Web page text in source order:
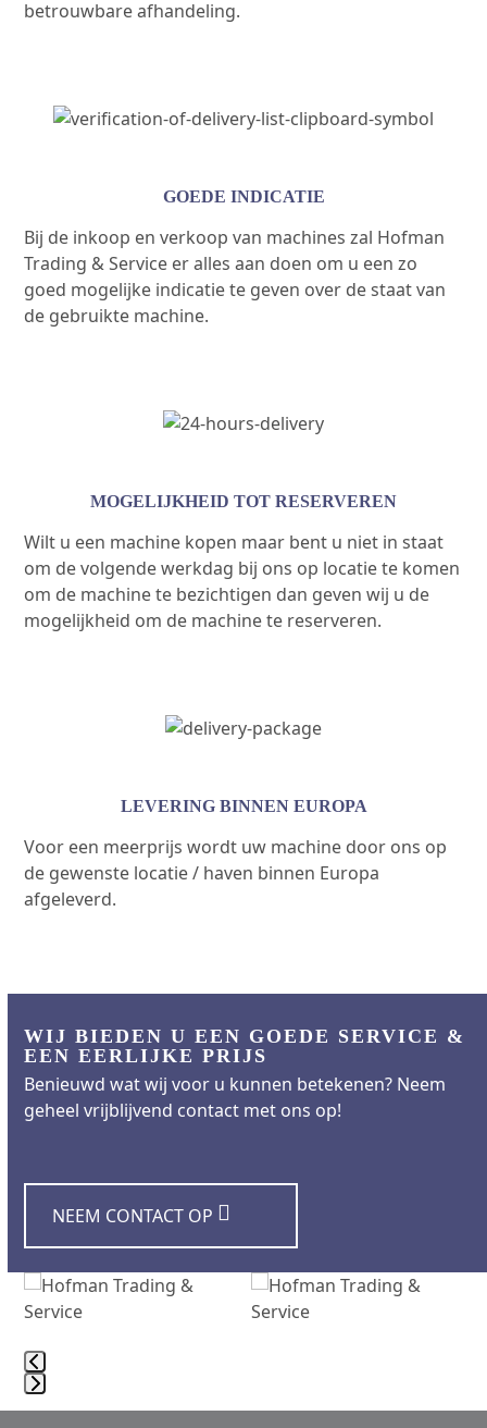
betrouwbare afhandeling.
GOEDE INDICATIE
Bij de inkoop en verkoop van machines zal Hofman
Trading & Service er alles aan doen om u een zo
goed mogelijke indicatie te geven over de staat van
de gebruikte machine.
MOGELIJKHEID TOT RESERVEREN
Wilt u een machine kopen maar bent u niet in staat
om de volgende werkdag bij ons op locatie te komen
om de machine te bezichtigen dan geven wij u de
mogelijkheid om de machine te reserveren.
LEVERING BINNEN EUROPA
Voor een meerprijs wordt uw machine door ons op
de gewenste locatie / haven binnen Europa
afgeleverd.
WIJ BIEDEN U EEN GOEDE SERVICE &
EEN EERLIJKE PRIJS
Benieuwd wat wij voor u kunnen betekenen? Neem
geheel vrijblijvend contact met ons op!
NEEM CONTACT OP
Use
the
and
right
arrow
Press